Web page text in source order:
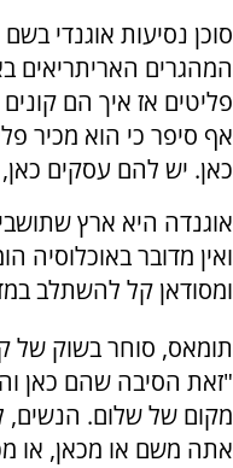
סוכן נסיעות אוגנדי
המהגרים האריתריאים
פליטים אז איך הם
אף סיפר כי הוא מכיר
כאן. יש להם עסקים
ואין מדובר באוכלוסיה
ומסודאן קל להשתלב
תומאס, סוחר בשוק של
"זאת הסיבה שהם כאן
מקום של שלום.
אתה משם או מכאן, או